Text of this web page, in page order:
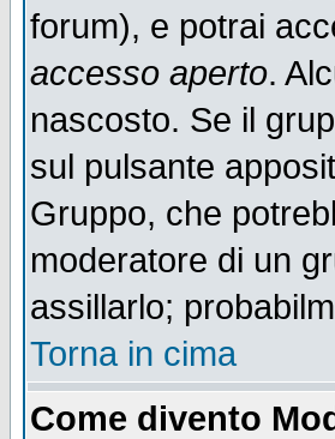
forum), e potrai
accesso aperto.
nascosto. Se il
sul pulsante
Gruppo, che
moderatore di un
assillarlo;
Torna in cima
Come divento